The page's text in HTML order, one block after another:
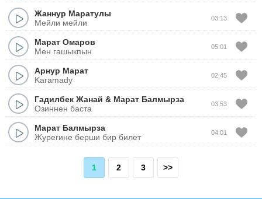
Жаннур Маратулы
Мейли мейли
03:13
Марат Омаров
Мен гашыкпын
05:01
Арнур Марат
Karamady
02:45
Гадилбек Жанай & Марат Балмырза
Озиннен баста
03:53
Марат Балмырза
Журегине берши бир билет
04:01
1 2 3 >>